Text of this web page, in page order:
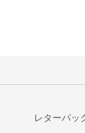
レターパ